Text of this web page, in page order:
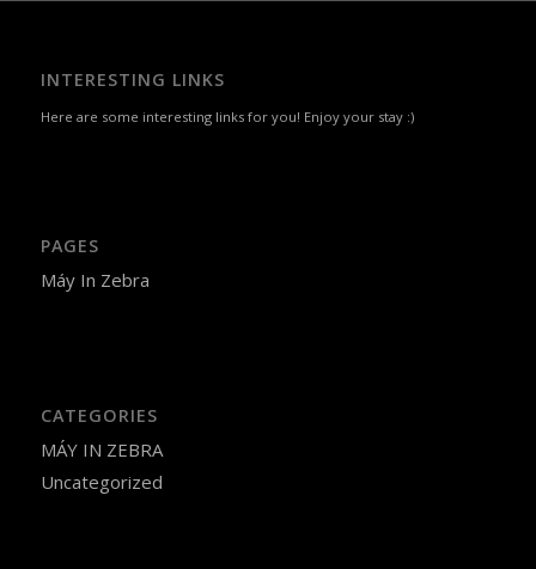
INTERESTING LINKS
Here are some interesting links for you! Enjoy your stay :)
PAGES
Máy In Zebra
CATEGORIES
MÁY IN ZEBRA
Uncategorized